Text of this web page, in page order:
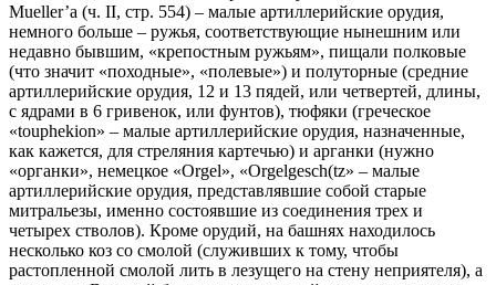
Mueller’а (ч. II, стр. 554) – малые артиллерийские орудия,
немного больше – ружья, соответствующие нынешним или
недавно бывшим, «крепостным ружьям», пищали полковые
(что значит «походные», «полевые») и полуторные (средние
артиллерийские орудия, 12 и 13 пядей, или четвертей, длины,
с ядрами в 6 гривенок, или фунтов), тюфяки (греческое
«touphekion» – малые артиллерийские орудия, назначенные,
как кажется, для стреляния картечью) и арганки (нужно
«органки», немецкое «Orgel», «Orgelgesch(tz» – малые
артиллерийские орудия, представлявшие собой старые
митральезы, именно состоявшие из соединения трех и
четырех стволов). Кроме орудий, на башнях находилось
несколько коз со смолой (служивших к тому, чтобы
растопленной смолой лить в лезущего на стену неприятеля), а